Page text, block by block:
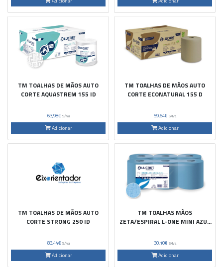
TM TOALHAS DE MÃOS AUTO
CORTE AQUASTREM 155 ID
63,98€ S/Iva
Adicionar
TM TOALHAS DE MÃOS AUTO
CORTE ECONATURAL 155 D
59,64€ S/Iva
Adicionar
TM TOALHAS DE MÃOS AUTO
CORTE STRONG 250 ID
83,44€ S/Iva
Adicionar
TM TOALHAS MÃOS
ZETA/ESPIRAL L-ONE MINI AZUL
30,10€ S/Iva
Adicionar